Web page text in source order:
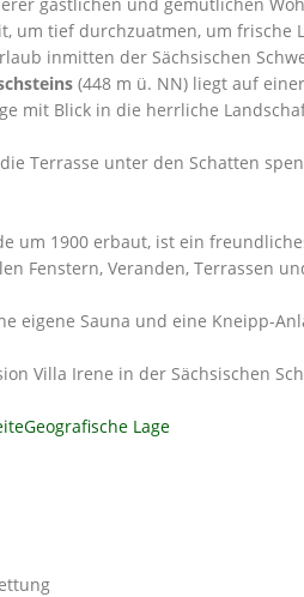
um tief durchzuatmen, um frische
inmitten der Sächsischen
(448 m ü. NN) liegt auf
mit Blick in die herrliche
Terrasse unter den Schatten
um 1900 erbaut, ist ein
Fenstern, Veranden, Terrassen
eigene Sauna und eine Kneipp-
Villa Irene in der Sächsischen
Geografische Lage